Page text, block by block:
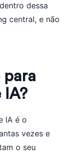
dessa
central, e não
para
IA?
IA é o
vezes e
o seu